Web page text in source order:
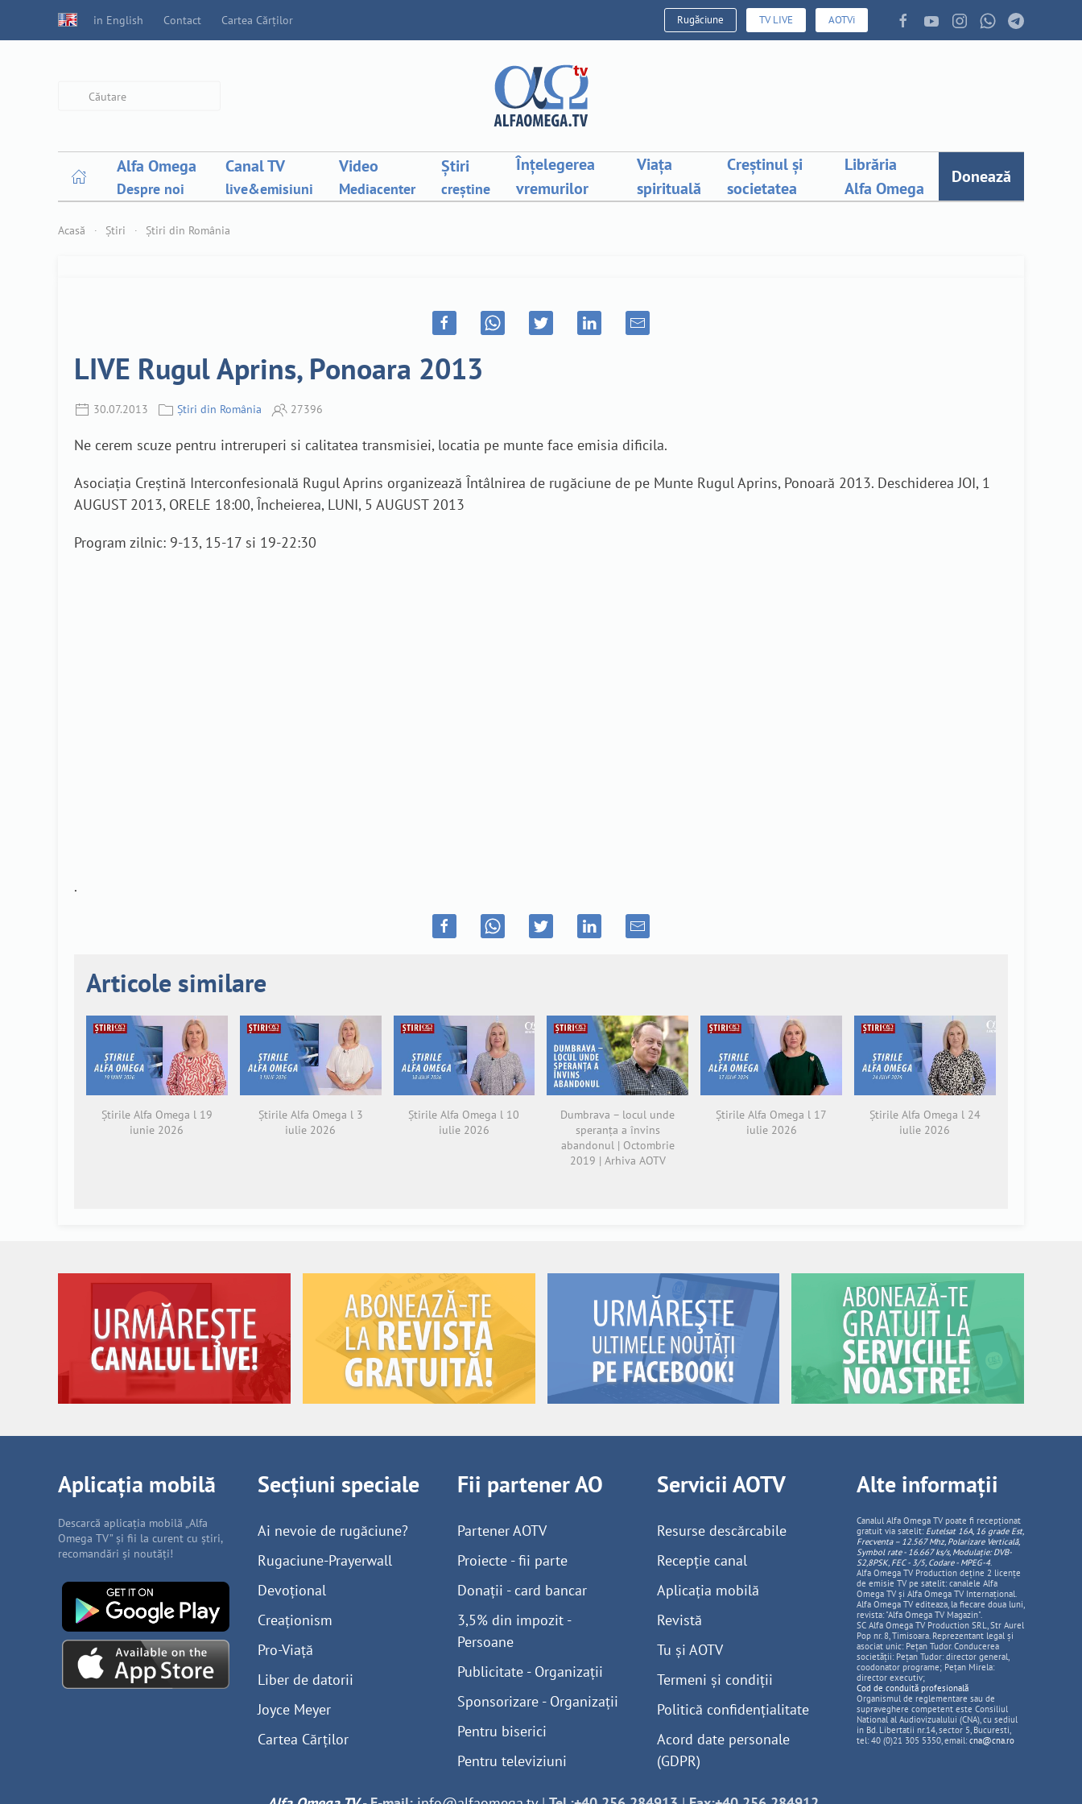
in English Contact Cartea Cărților Rugăciune TV LIVE AOTVi
Alfa Omega
Despre noi
Canal TV
live&emisiuni
Video
Mediacenter
Știri
creștine
Înțelegerea
vremurilor
Viața
spirituală
Creștinul și
societatea
Librăria
Alfa Omega
Donează
Acasă Știri Știri din România
LIVE Rugul Aprins, Ponoara 2013
30.07.2013 Știri din România 27396
Ne cerem scuze pentru intreruperi si calitatea transmisiei, locatia pe munte face emisia dificila.
Asociația Creștină Interconfesională Rugul Aprins organizează Întâlnirea de rugăciune de pe Munte Rugul Aprins, Ponoară 2013. Deschiderea JOI, 1
AUGUST 2013, ORELE 18:00, Încheierea, LUNI, 5 AUGUST 2013
Program zilnic: 9-13, 15-17 si 19-22:30
.
Articole similare
Știrile Alfa Omega l 19
iunie 2026
Știrile Alfa Omega l 3
iulie 2026
Știrile Alfa Omega l 10
iulie 2026
Dumbrava – locul unde
speranța a învins
abandonul | Octombrie
2019 | Arhiva AOTV
Știrile Alfa Omega l 17
iulie 2026
Știrile Alfa Omega l 24
iulie 2026
Aplicația mobilă
Descarcă aplicația mobilă „Alfa
Omega TV” și fii la curent cu știri,
recomandări și noutăți!
Secțiuni speciale
Ai nevoie de rugăciune?
Rugaciune-Prayerwall
Devoțional
Creaționism
Pro-Viață
Liber de datorii
Joyce Meyer
Cartea Cărților
Fii partener AO
Partener AOTV
Proiecte - fii parte
Donații - card bancar
3,5% din impozit -
Persoane
Publicitate - Organizații
Sponsorizare - Organizații
Pentru biserici
Pentru televiziuni
Servicii AOTV
Resurse descărcabile
Recepție canal
Aplicația mobilă
Revistă
Tu și AOTV
Termeni și condiții
Politică confidențialitate
Acord date personale
(GDPR)
Alte informații
Canalul Alfa Omega TV poate fi recepționat
gratuit via satelit: Eutelsat 16A, 16 grade Est,
Frecventa – 12.567 Mhz, PolarizareVerticală,
Symbol rate - 16.667 ks/s, Modulație: DVB-
S2,8PSK, FEC - 3/5, Codare - MPEG-4.
Alfa Omega TV Production deține 2 licențe
de emisie TV pe satelit: canalele Alfa
Omega TV și Alfa Omega TV Internațional.
Alfa Omega TV editeaza, la fiecare doua luni,
revista: "Alfa Omega TV Magazin".
SC Alfa Omega TV Production SRL, Str Aurel
Pop nr. 8, Timisoara. Reprezentant legal și
asociat unic: Pețan Tudor. Conducerea
societății: Pețan Tudor: director general,
coodonator programe; Pețan Mirela:
director executiv;
Cod de conduită profesională
Organismul de reglementare sau de
supraveghere competent este Consiliul
National al Audiovizualului (CNA), cu sediul
in Bd. Libertatii nr.14, sector 5, Bucuresti,
tel: 40 (0)21 305 5350, email: cna@cna.ro